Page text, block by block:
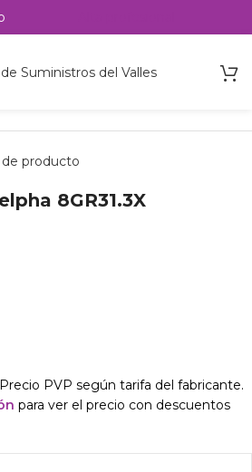
8GR31.3X
PVP según tarifa del fabricante.
para ver el precio con descuentos